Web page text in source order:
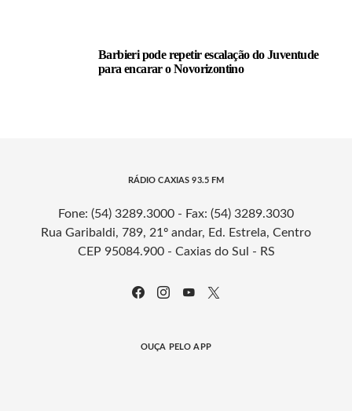
Barbieri pode repetir escalação do Juventude
para encarar o Novorizontino
RÁDIO CAXIAS 93.5 FM
Fone: (54) 3289.3000 - Fax: (54) 3289.3030
Rua Garibaldi, 789, 21º andar, Ed. Estrela, Centro
CEP 95084.900 - Caxias do Sul - RS
OUÇA PELO APP